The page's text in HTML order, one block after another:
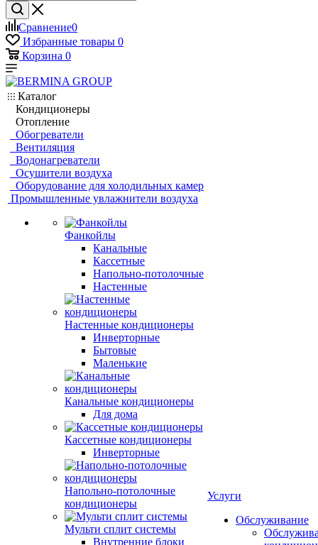
Сравнение0
Избранные товары 0
Корзина 0
Каталог
Кондиционеры
Отопление
Обогреватели
Вентиляция
Водонагреватели
Осушители воздуха
Оборудование для холодильных камер
Промышленные увлажнители воздуха
Фанкойлы
Канальные
Кассетные
Напольно-потолочные
Настенные
Настенные кондиционеры
Инверторные
Бытовые
Маленькие
Канальные кондиционеры
Для дома
Кассетные кондиционеры
Инверторные
Напольно-потолочные
кондиционеры
Мульти сплит системы
Внутренние блоки
Услуги
Обслуживание